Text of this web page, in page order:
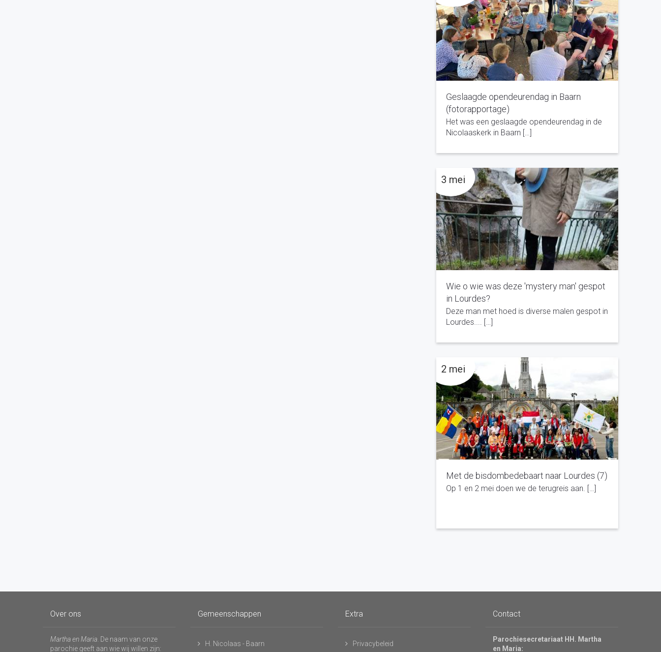
Geslaagde opendeurendag in Baarn
(fotorapportage)
Het was een geslaagde opendeurendag in de
Nicolaaskerk in Baarn […]
Wie o wie was deze 'mystery man' gespot
in Lourdes?
Deze man met hoed is diverse malen gespot in
Lourdes.... […]
3 mei
Met de bisdombedebaart naar Lourdes (7)
Op 1 en 2 mei doen we de terugreis aan. […]
2 mei
Over ons
Martha en Maria . De naam van onze
parochie geeft aan wie wij willen zijn:
Gemeenschappen
H. Nicolaas - Baarn
Extra
Privacybeleid
Contact
Parochiesecretariaat HH. Martha
en Maria: